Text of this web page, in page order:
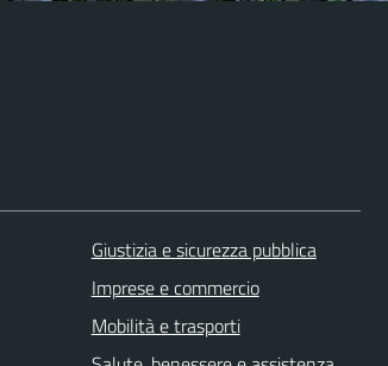
Giustizia e sicurezza pubblica
Imprese e commercio
Mobilità e trasporti